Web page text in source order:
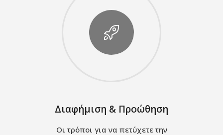
Διαφήμιση & Προώθηση
Οι τρόποι για να πετύχετε την